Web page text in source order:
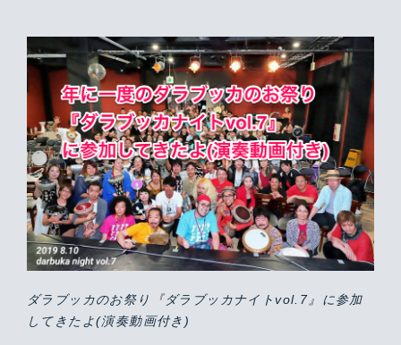
ダラブッカのお祭り『ダラブッカナイトvol.7』に参加
してきたよ(演奏動画付き)